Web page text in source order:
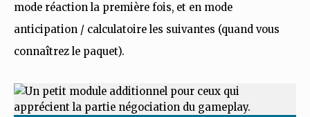
mode réaction la première fois, et en mode
anticipation / calculatoire les suivantes (quand vous
connaîtrez le paquet).